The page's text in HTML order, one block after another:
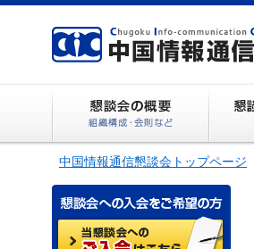
中国情報通信懇談会トップページ